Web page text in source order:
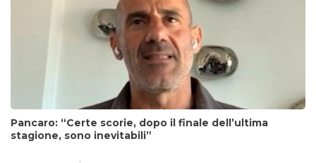
Pancaro: “Certe scorie, dopo il finale dell’ultima
stagione, sono inevitabili”